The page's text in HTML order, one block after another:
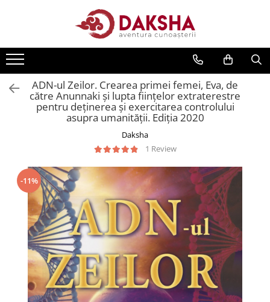
Editura Daksha
Seria Radu Cinamar
Seria Anton Parks
Seria David Icke
Spiritualitate
Extratereștrii
Transformare spirituală
Psihologie
Dezvoltare personală
Astrologie
ADN-ul Zeilor. Crearea primei femei, Eva, de
către Anunnaki și lupta ființelor extraterestre
pentru deținerea și exercitarea controlului
asupra umanității. Ediția 2020
Daksha
1 Review
-11%